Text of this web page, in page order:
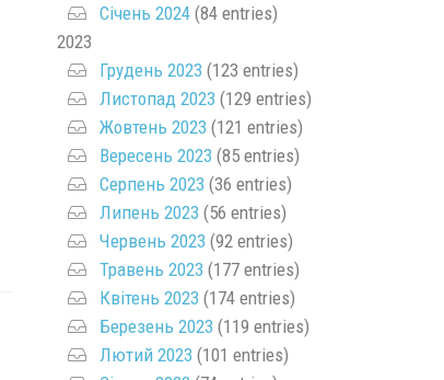
Січень 2024(84 entries)
2023
Грудень 2023 (123 entries)
Листопад 2023 (129 entries)
Жовтень 2023 (121 entries)
Вересень 2023 (85 entries)
Серпень 2023 (36 entries)
Липень 2023 (56 entries)
Червень 2023 (92 entries)
Травень 2023 (177 entries)
Квітень 2023 (174 entries)
Березень 2023 (119 entries)
Лютий 2023 (101 entries)